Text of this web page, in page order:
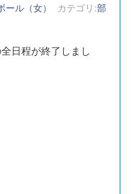
ル（女） カテゴリ:部
日程が終了しまし